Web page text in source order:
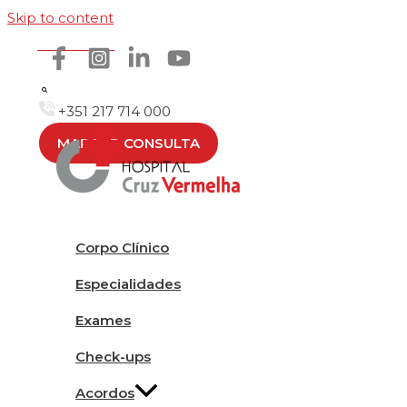
Skip to content
Como chegar
+351 217 714 000
MARCAR CONSULTA
Corpo Clínico
Especialidades
Exames
Check-ups
Acordos